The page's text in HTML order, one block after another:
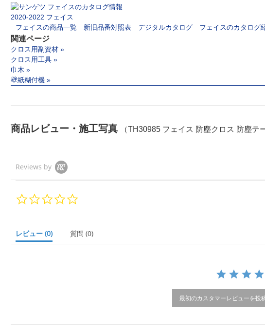
2020-2022 フェイス
フェイスの商品一覧
新旧品番対照表 デジタルカタログ フェイスのカタログ
関連ページ
クロス用副資材 »
クロス用工具 »
巾木 »
壁紙糊付機 »
商品レビュー・施工写真 （TH30985 フェイス 防塵クロス 防塵テ
Reviews by
a
r
レビュー (0) 質問 (0)
最初のカスタマーレビューを投